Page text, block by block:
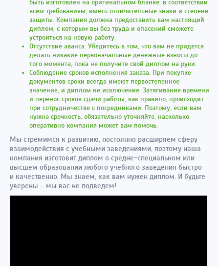
быть изготовлен на оригинальном бланке, в соответствии
всем требованиям, иметь отличительные знаки и степени
защиты. Компания должна предоставить вам настоящий
диплом, с которым вы без труда и опасений сможете
устроиться на новую работу.
Отсутствие аванса. Убедитесь в том, что вам не придется
делать никакие первоначальные денежные взносы до
того момента, пока не получите свой диплом на руки.
Соблюдение сроков исполнения заказа. При покупке
документов сроки всегда имеют первостепенное
значение, и диплом не исключение. Затягивание времени
и перенос сроков сдачи работы, как правило, происходит
при сотрудничестве с посредниками. Поэтому, если вам
нужна срочность, обязательно уточняйте, насколько
оперативно компания может вам помочь.
Мы стремимся к развитию, постоянно расширяем сферу
взаимодействия с учебными заведениями, поэтому наша
компания изготовит диплом о средне-специальном или
высшем образовании любого учебного заведения быстро
и качественно. Мы знаем, как вам нужен диплом. И будьте
уверены – мы вас не подведем!